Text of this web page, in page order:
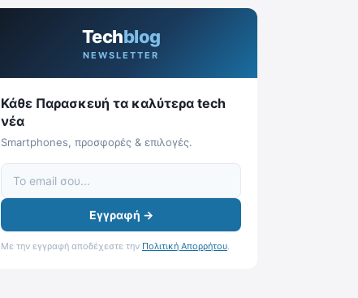
Techblog
NEWSLETTER
Κάθε Παρασκευή τα καλύτερα tech
νέα
Smartphones, προσφορές & επιλογές.
Εγγραφή →
Με την εγγραφή αποδέχεστε την Πολιτική Απορρήτου.